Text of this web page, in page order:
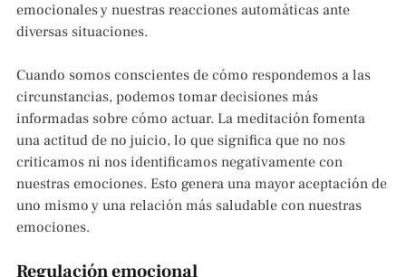
emocionales y nuestras reacciones automáticas ante
diversas situaciones.
Cuando somos conscientes de cómo respondemos a las
circunstancias, podemos tomar decisiones más
informadas sobre cómo actuar. La meditación fomenta
una actitud de no juicio, lo que significa que no nos
criticamos ni nos identificamos negativamente con
nuestras emociones. Esto genera una mayor aceptación de
uno mismo y una relación más saludable con nuestras
emociones.
Regulación emocional